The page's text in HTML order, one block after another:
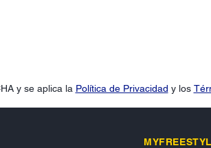
y se aplica la Política de Privacidad y los